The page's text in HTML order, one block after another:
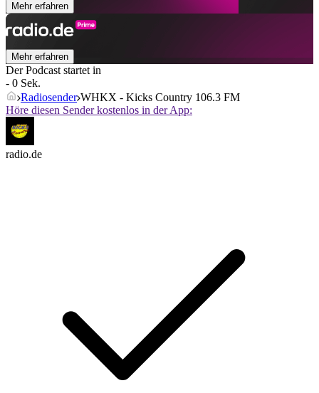
Mehr erfahren
Mehr erfahren
Der Podcast startet in
- 0 Sek.
Radiosender WHKX - Kicks Country 106.3 FM
Höre diesen Sender kostenlos in der App:
radio.de